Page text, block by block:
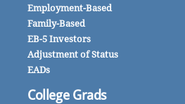
Employment-Based
Family-Based
EB-5 Investors
Adjustment of Status
EADs
College Grads